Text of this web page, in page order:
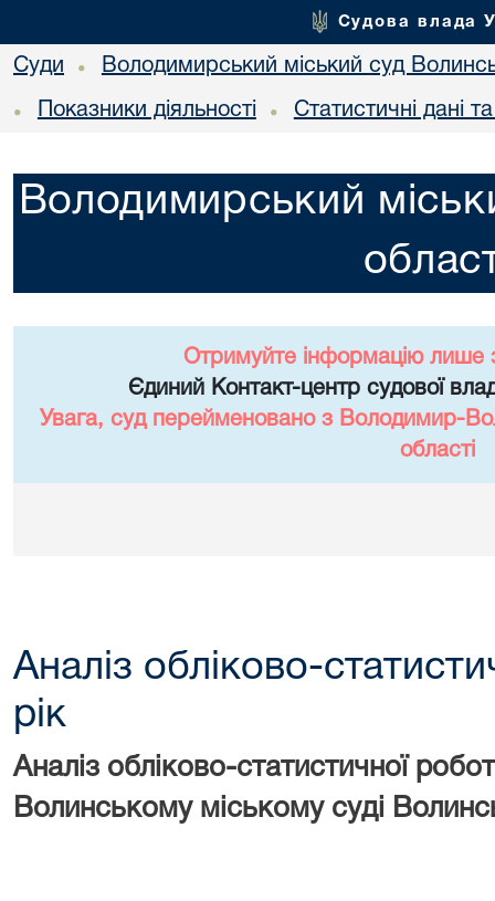
Судова влада
Суди • Володимирський міський суд
• Показники діяльності • Статистичні дані
Володимирський
Отримуйте інформацію лише
Єдиний Контакт-центр судової
Увага, суд перейменовано з Володимир-
області
Аналіз обліково-
рік
Аналіз обліково-статистичної
Волинському міському суді